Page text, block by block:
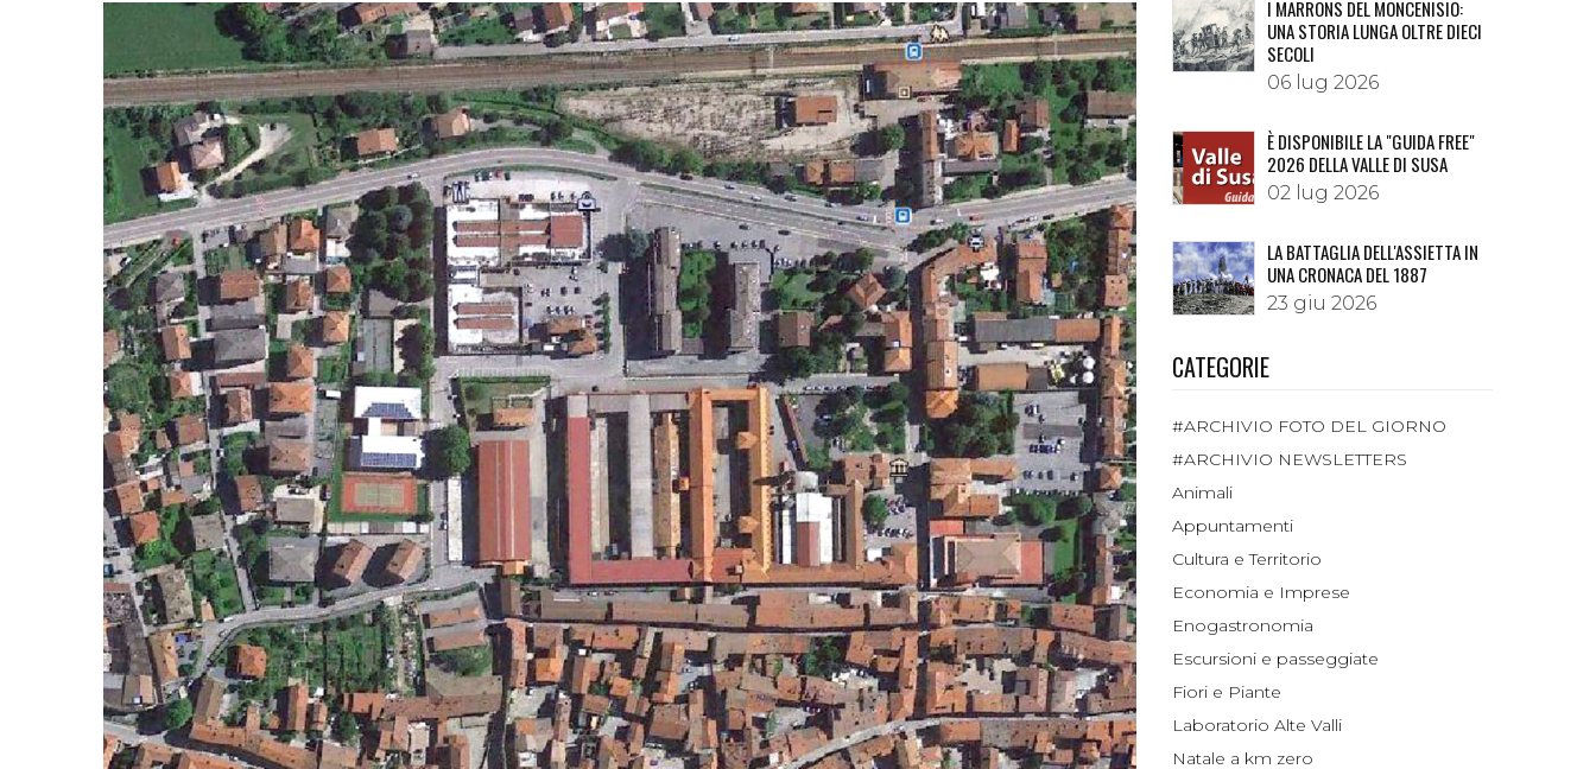
I MARRONS DEL MONCENISIO:
UNA STORIA LUNGA OLTRE DIECI
SECOLI
06 lug 2026
È DISPONIBILE LA "GUIDA FREE"
2026 DELLA VALLE DI SUSA
02 lug 2026
LA BATTAGLIA DELL'ASSIETTA IN
UNA CRONACA DEL 1887
23 giu 2026
CATEGORIE
#ARCHIVIO FOTO DEL GIORNO
#ARCHIVIO NEWSLETTERS
Animali
Appuntamenti
Cultura e Territorio
Economia e Imprese
Enogastronomia
Escursioni e passeggiate
Fiori e Piante
Laboratorio Alte Valli
Natale a km zero